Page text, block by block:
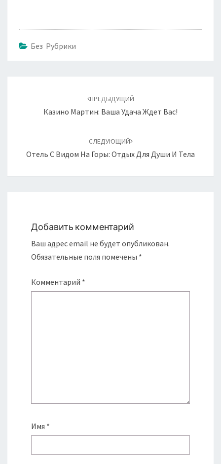
Без Рубрики
записям
ПРЕДЫДУЩИЙ
Казино Мартин: Ваша Удача Ждет Вас!
СЛЕДУЮЩИЙ
Отель С Видом На Горы: Отдых Для Души И Тела
Добавить комментарий
Ваш адрес email не будет опубликован.
Обязательные поля помечены *
Комментарий *
Имя *